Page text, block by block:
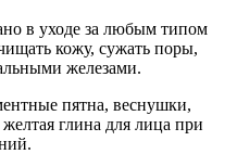
в уходе за любым типом
кожу, сужать поры,
железами.
пятна, веснушки,
глина для лица при